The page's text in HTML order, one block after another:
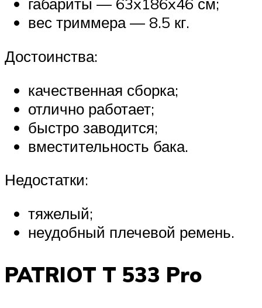
габариты — 63x186x46 см;
вес триммера — 8.5 кг.
Достоинства:
качественная сборка;
отлично работает;
быстро заводится;
вместительность бака.
Недостатки:
тяжелый;
неудобный плечевой ремень.
PATRIOT T 533 Pro